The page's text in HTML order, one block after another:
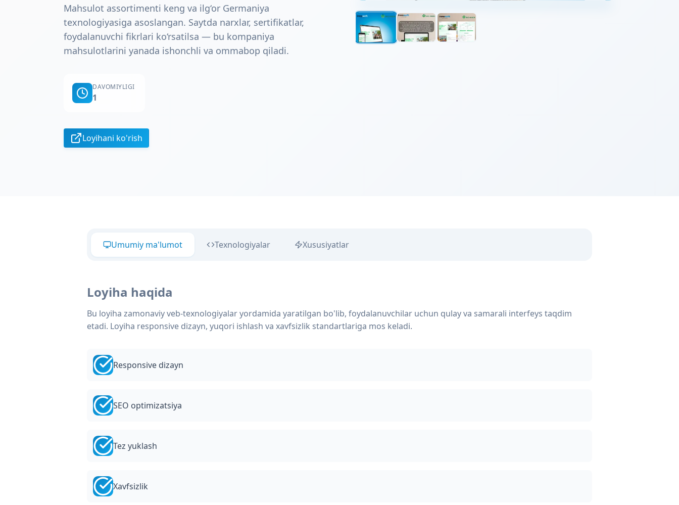
Mahsulot assortimenti keng va ilg‘or Germaniya
texnologiyasiga asoslangan. Saytda narxlar, sertifikatlar,
foydalanuvchi fikrlari ko‘rsatilsa — bu kompaniya
mahsulotlarini yanada ishonchli va ommabop qiladi.
DAVOMIYLIGI
1
Loyihani ko'rish
Umumiy ma'lumot Texnologiyalar Xususiyatlar
Loyiha haqida
Bu loyiha zamonaviy veb-texnologiyalar yordamida yaratilgan bo'lib, foydalanuvchilar uchun qulay va samarali interfeys taqdim
etadi. Loyiha responsive dizayn, yuqori ishlash va xavfsizlik standartlariga mos keladi.
Responsive dizayn
SEO optimizatsiya
Tez yuklash
Xavfsizlik